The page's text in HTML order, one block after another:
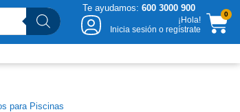
Te ayudamos: 600 3000 900
¡Hola!
Inicia sesión o regístrate
0
para Piscinas